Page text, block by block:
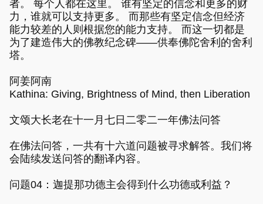
者。 每个人都在这里。 谁有坚定的信念和更多的财
力，谁就可以支持更多。 而那些有坚定信念但经济
能力较差的人则根据您的能力支持。 而这一切都是
为了建造伟大的佛教纪念碑——供奉佛陀舍利的舍利
塔。
阿姜阿南
Kathina: Giving, Brightness of Mind, then Liberation
文颂大长老在十一月七日二零二一年佛法问答
在佛法问答，一共有十六道问题被寻求解答。我们将
会陆续发送问答的翻译内容。
问题04：迦提那功德主会得到什么功德或利益？